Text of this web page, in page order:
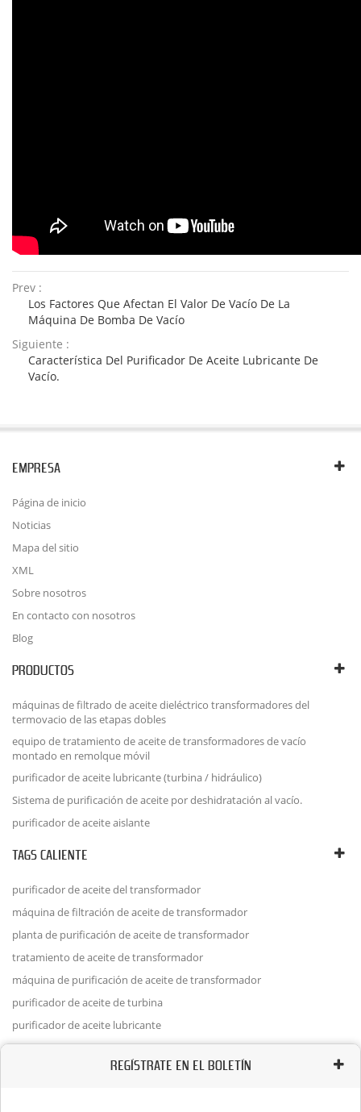
Prev :
Los Factores Que Afectan El Valor De Vacío De La
Máquina De Bomba De Vacío
Siguiente :
Característica Del Purificador De Aceite Lubricante De
Vacío.
EMPRESA
Página de inicio
Noticias
Mapa del sitio
XML
Sobre nosotros
En contacto con nosotros
Blog
PRODUCTOS
máquinas de filtrado de aceite dieléctrico transformadores del
termovacio de las etapas dobles
equipo de tratamiento de aceite de transformadores de vacío
montado en remolque móvil
purificador de aceite lubricante (turbina / hidráulico)
Sistema de purificación de aceite por deshidratación al vacío.
purificador de aceite aislante
TAGS CALIENTE
purificador de aceite del transformador
máquina de filtración de aceite de transformador
planta de purificación de aceite de transformador
tratamiento de aceite de transformador
máquina de purificación de aceite de transformador
purificador de aceite de turbina
purificador de aceite lubricante
REGÍSTRATE EN EL BOLETÍN